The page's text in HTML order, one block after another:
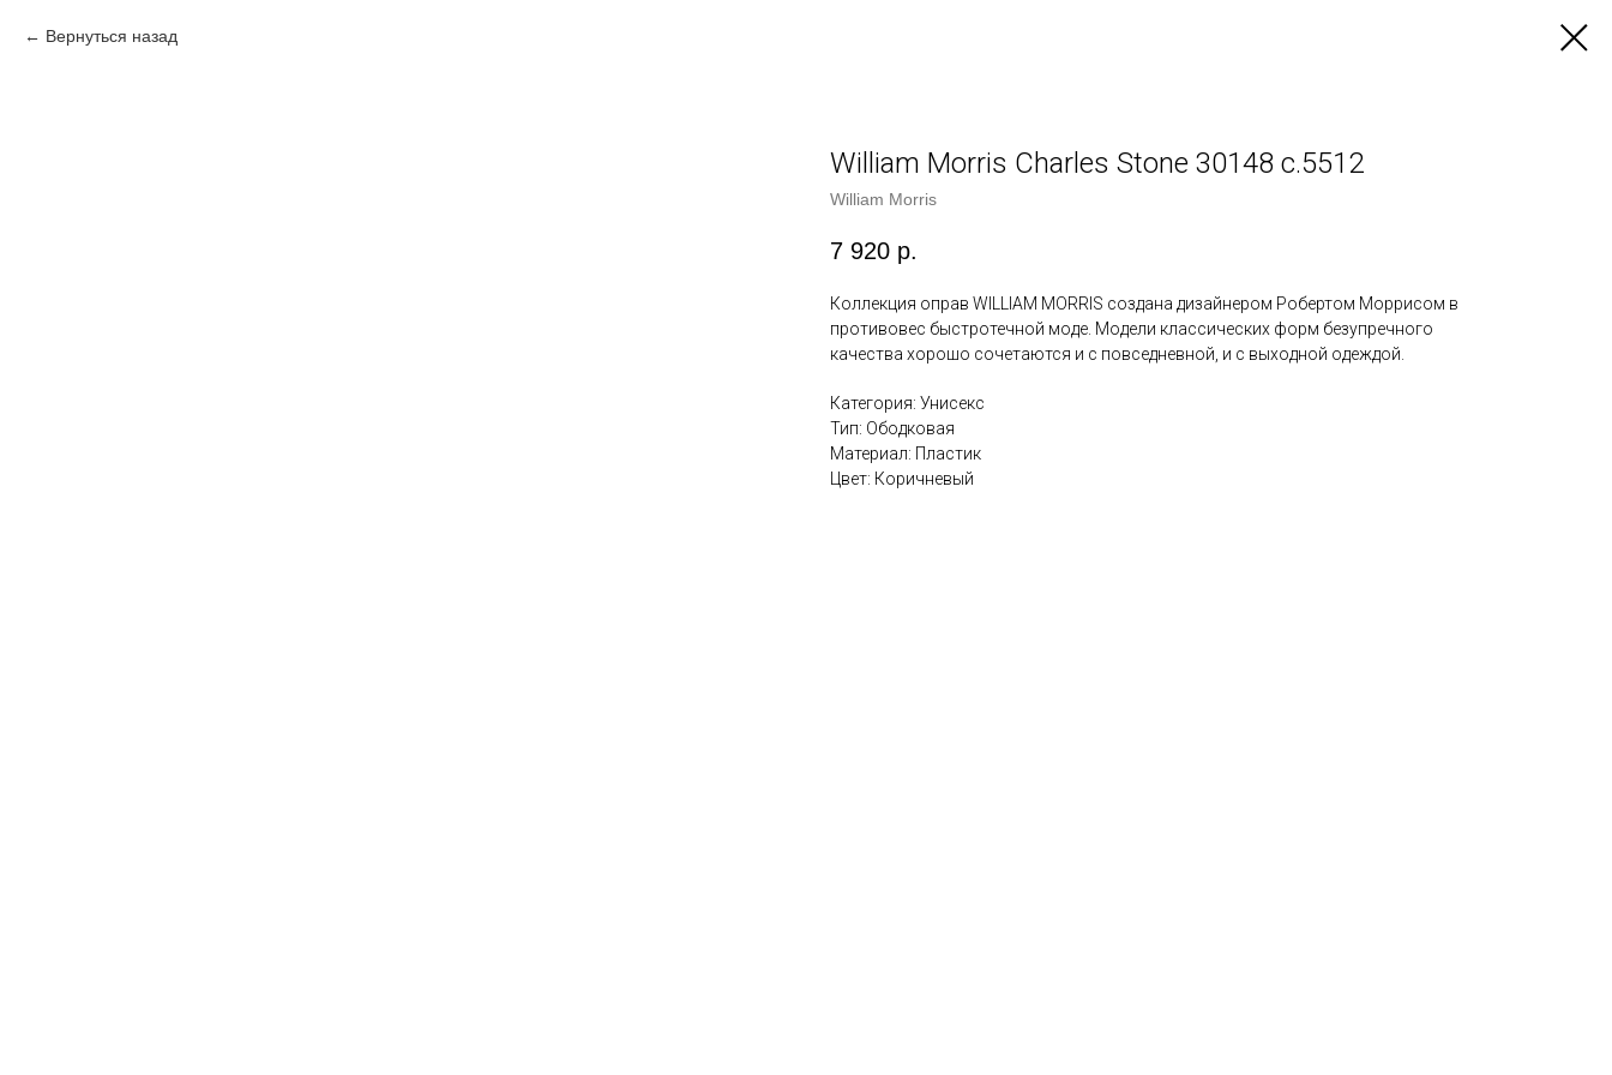
Вернуться назад
William Morris Charles Stone 30148 с.5512
William Morris
7 920 р.
Коллекция оправ WILLIAM MORRIS создана дизайнером Робертом Моррисом в
противовес быстротечной моде. Модели классических форм безупречного
качества хорошо сочетаются и с повседневной, и с выходной одеждой.
Категория: Унисекс
Тип: Ободковая
Материал: Пластик
Цвет: Коричневый